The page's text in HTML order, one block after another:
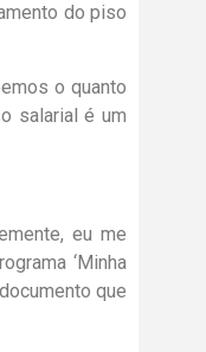
do piso
o quanto
salarial é um
eu me
‘Minha
que